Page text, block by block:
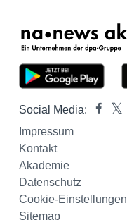
Social Media:
Impressum
Kontakt
Akademie
Datenschutz
Cookie-Einstellungen
Sitemap